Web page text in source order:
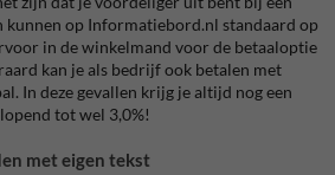
kunnen op Informatiebord.nl standaard op
in de winkelmand voor de betaaloptie
kan je als bedrijf ook betalen met
In deze gevallen krijg je altijd nog een
tot wel 3,0%!
met eigen tekst